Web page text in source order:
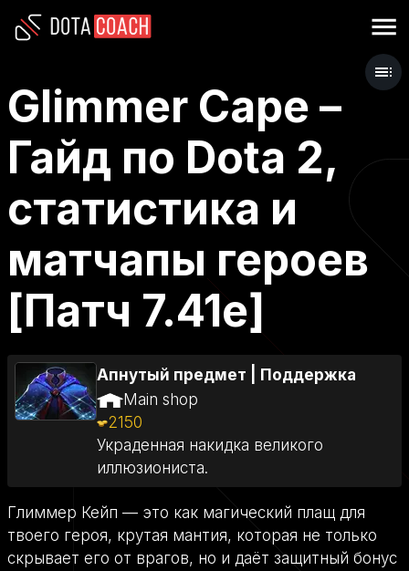
Glimmer Cape –
Гайд по Dota 2,
статистика и
матчапы героев
[Патч 7.41e]
Апнутый предмет
Поддержка
Main shop
2150
Украденная накидка великого
иллюзиониста.
Глиммер Кейп — это как магический плащ для
твоего героя, крутая мантия, которая не только
скрывает его от врагов, но и даёт защитный бонус